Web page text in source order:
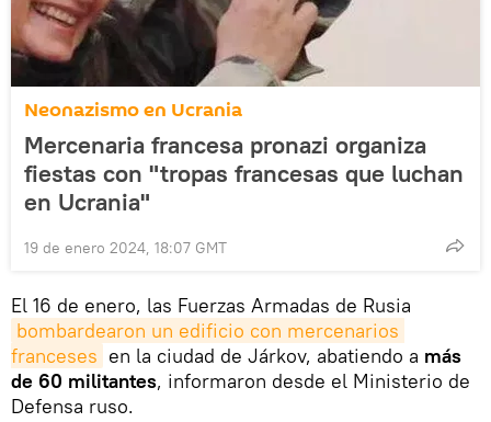
Neonazismo en Ucrania
Mercenaria francesa pronazi organiza
fiestas con "tropas francesas que luchan
en Ucrania"
19 de enero 2024, 18:07 GMT
El 16 de enero, las Fuerzas Armadas de Rusia
bombardearon un edificio con mercenarios
franceses en la ciudad de Járkov, abatiendo a más
de 60 militantes, informaron desde el Ministerio de
Defensa ruso.